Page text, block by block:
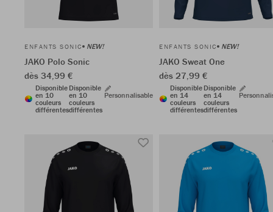
ENFANTS SONIC NEW!
JAKO Polo Sonic
dès 34,99 €
Disponible
en 10
couleurs
différentes
Disponible
en 10
couleurs
différentes
Personnalisable
ENFANTS SONIC NEW!
JAKO Sweat One
dès 27,99 €
Disponible
en 14
couleurs
différentes
Disponible
en 14
couleurs
différentes